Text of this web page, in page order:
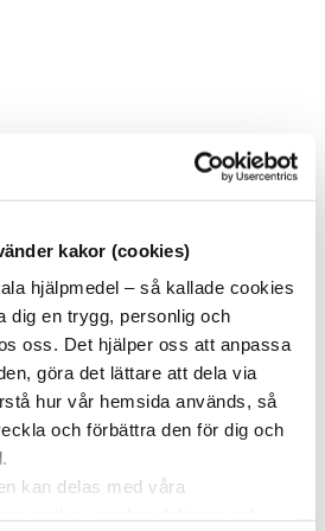
kakor (cookies)
hjälpmedel – så kallade cookies
dig en trygg, personlig och
oss. Det hjälper oss att anpassa
göra det lättare att dela via
hur vår hemsida används, så
och förbättra den för dig och
kan delas med våra
Fräs mjukt i stekpanna med